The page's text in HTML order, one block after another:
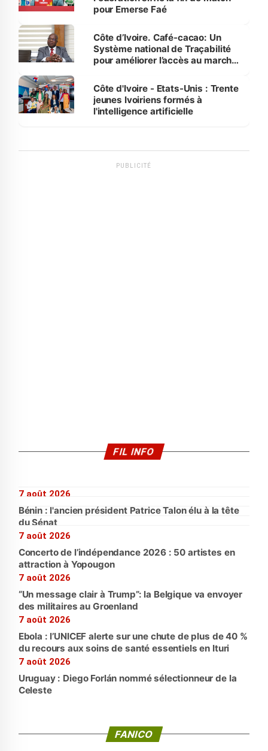
pour Emerse Faé
Côte d’Ivoire. Café-cacao: Un
Système national de Traçabilité
pour améliorer l’accès au marché
Côte d'Ivoire - Etats-Unis : Trente
jeunes Ivoiriens formés à
l'intelligence artificielle
PUBLICITÉ
FIL INFO
7 août 2026
Bénin : l'ancien président Patrice Talon élu à la tête
du Sénat
7 août 2026
Concerto de l’indépendance 2026 : 50 artistes en
attraction à Yopougon
7 août 2026
“Un message clair à Trump”: la Belgique va envoyer
des militaires au Groenland
7 août 2026
Ebola : l’UNICEF alerte sur une chute de plus de 40 %
du recours aux soins de santé essentiels en Ituri
7 août 2026
Uruguay : Diego Forlán nommé sélectionneur de la
Celeste
FANICO